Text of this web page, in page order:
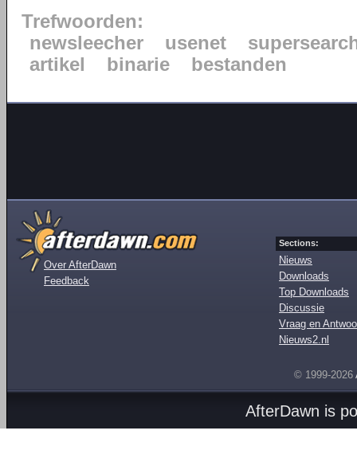
Trefwoorden:
newsleecher
usenet
artikel
binarie bestanden
Over AfterDawn
Feedback
Sections:
Nieuws
Downloads
Top Downloads
Discussie
Vraag en
Nieuws2.nl
© 1999-2026
AfterDawn is